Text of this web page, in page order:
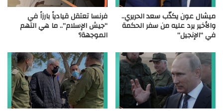
ميشال عون يكذّب سعد الحريري..
والأخير يرد عليه من سفر الحكمة
في “الإنجيل”
فرنسا تعتقل قيادياً بارزاً في
“جيش الإسلام”.. ما هي التهم
الموجهة؟